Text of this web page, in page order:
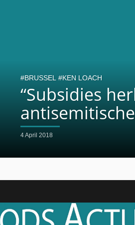
“Subsidies
4 April 2018
BRUSSEL KEN LOACH